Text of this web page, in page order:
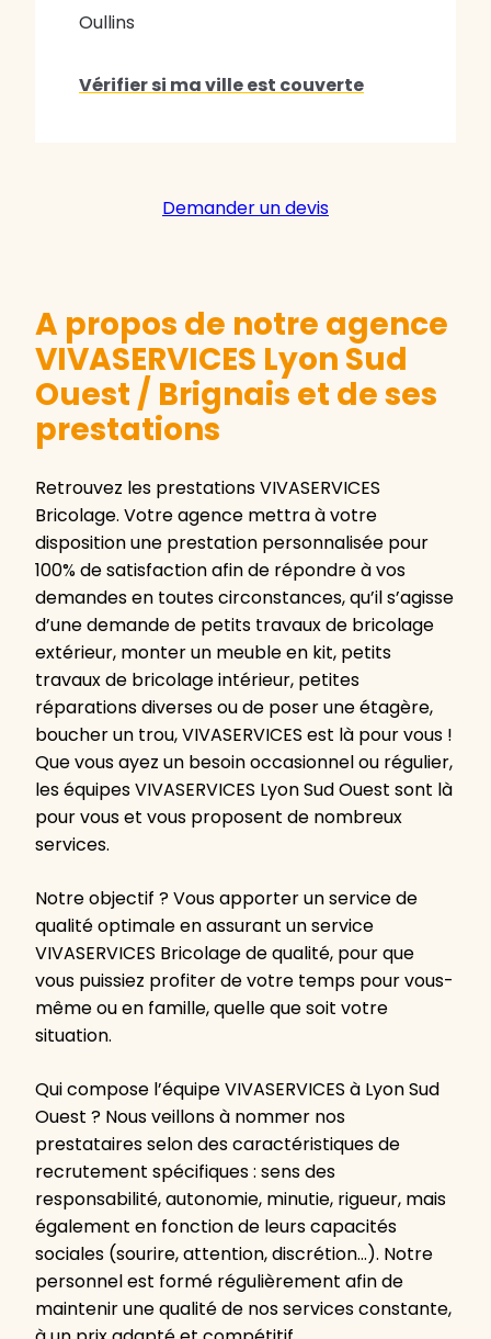
Oullins
Vérifier si ma ville est couverte
Demander un devis
A propos de notre agence
VIVASERVICES Lyon Sud
Ouest / Brignais et de ses
prestations
Retrouvez les prestations VIVASERVICES
Bricolage. Votre agence mettra à votre
disposition une prestation personnalisée pour
100% de satisfaction afin de répondre à vos
demandes en toutes circonstances, qu’il s’agisse
d’une demande de petits travaux de bricolage
extérieur, monter un meuble en kit, petits
travaux de bricolage intérieur, petites
réparations diverses ou de poser une étagère,
boucher un trou, VIVASERVICES est là pour vous !
Que vous ayez un besoin occasionnel ou régulier,
les équipes VIVASERVICES Lyon Sud Ouest sont là
pour vous et vous proposent de nombreux
services.
Notre objectif ? Vous apporter un service de
qualité optimale en assurant un service
VIVASERVICES Bricolage de qualité, pour que
vous puissiez profiter de votre temps pour vous-
même ou en famille, quelle que soit votre
situation.
Qui compose l’équipe VIVASERVICES à Lyon Sud
Ouest ? Nous veillons à nommer nos
prestataires selon des caractéristiques de
recrutement spécifiques : sens des
responsabilité, autonomie, minutie, rigueur, mais
également en fonction de leurs capacités
sociales (sourire, attention, discrétion…). Notre
personnel est formé régulièrement afin de
maintenir une qualité de nos services constante,